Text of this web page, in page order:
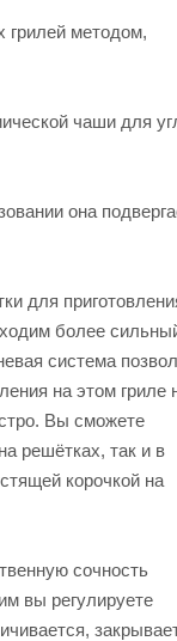
грилей методом,
чаши для
она
для
более
система
на этом гриле
Вы сможете
решётках, так и в
корочкой на
сочность
вы регулируете